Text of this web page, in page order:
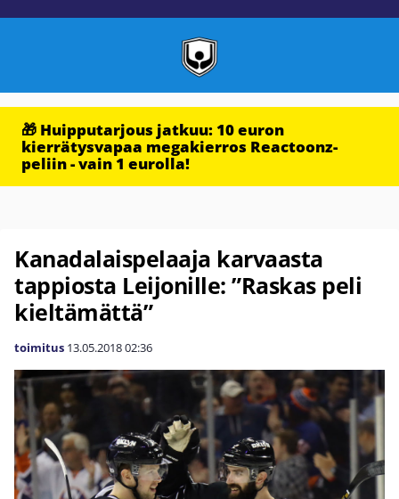
🎁 Huipputarjous jatkuu: 10 euron
kierrätysvapaa megakierros Reactoonz-
peliin - vain 1 eurolla!
Kanadalaispelaaja karvaasta
tappiosta Leijonille: ”Raskas peli
kieltämättä”
toimitus 13.05.201802:36